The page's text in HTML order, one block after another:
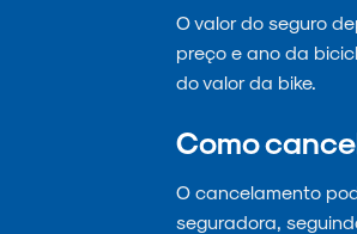
O valor do seguro
preço e ano da
do valor da bike.
Como
O cancelamento
seguradora,